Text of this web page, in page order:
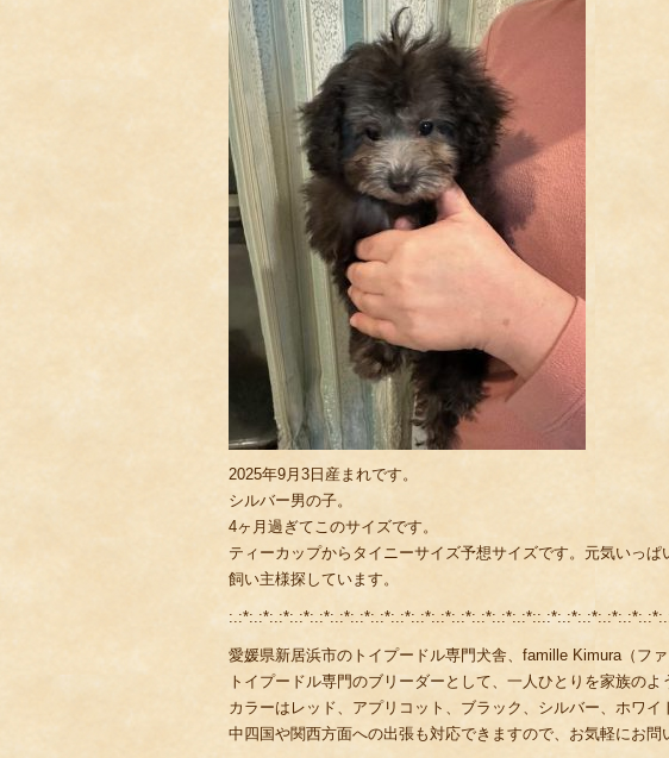
2025年9月3日産まれです。
シルバー男の子。
4ヶ月過ぎてこのサイズです。
ティーカップからタイニーサイズ予想サイズです。元気いっぱ
飼い主様探しています。
愛媛県新居浜市のトイプードル専門犬舎、famille Kimura（ファ
トイプードル専門のブリーダーとして、一人ひとりを家族の
カラーはレッド、アプリコット、ブラック、シルバー、ホワ
中四国や関西方面への出張も対応できますので、お気軽にお